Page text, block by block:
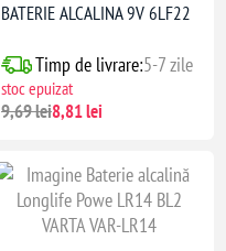
BATERIE ALCALINA 9V 6LF22
Timp de livrare:5-7 zile
stoc epuizat
9,69 lei8,81 lei